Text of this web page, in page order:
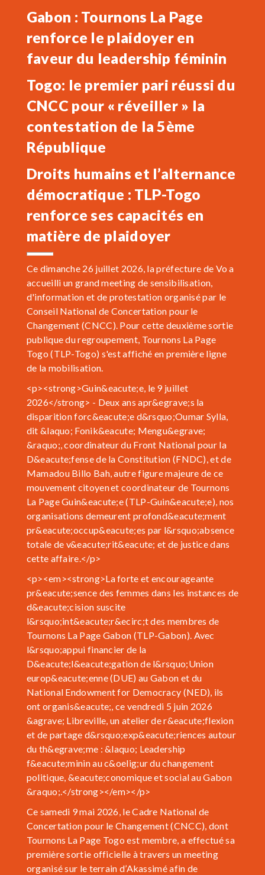
Gabon : Tournons La Page
renforce le plaidoyer en
faveur du leadership féminin
Togo: le premier pari réussi du
CNCC pour « réveiller » la
contestation de la 5ème
République
Droits humains et l’alternance
démocratique : TLP-Togo
renforce ses capacités en
matière de plaidoyer
Ce dimanche 26 juillet 2026, la préfecture de Vo a
accueilli un grand meeting de sensibilisation,
d'information et de protestation organisé par le
Conseil National de Concertation pour le
Changement (CNCC). Pour cette deuxième sortie
publique du regroupement, Tournons La Page
Togo (TLP-Togo) s'est affiché en première ligne
de la mobilisation.
<p><strong>Guin&eacute;e, le 9 juillet
2026</strong> - Deux ans apr&egrave;s la
disparition forc&eacute;e d&rsquo;Oumar Sylla,
dit &laquo; Fonik&eacute; Mengu&egrave;
&raquo;, coordinateur du Front National pour la
D&eacute;fense de la Constitution (FNDC), et de
Mamadou Billo Bah, autre figure majeure de ce
mouvement citoyen et coordinateur de Tournons
La Page Guin&eacute;e (TLP-Guin&eacute;e), nos
organisations demeurent profond&eacute;ment
pr&eacute;occup&eacute;es par l&rsquo;absence
totale de v&eacute;rit&eacute; et de justice dans
cette affaire.</p>
<p><em><strong>La forte et encourageante
pr&eacute;sence des femmes dans les instances de
d&eacute;cision suscite
l&rsquo;int&eacute;r&ecirc;t des membres de
Tournons La Page Gabon (TLP-Gabon). Avec
l&rsquo;appui financier de la
D&eacute;l&eacute;gation de l&rsquo;Union
europ&eacute;enne (DUE) au Gabon et du
National Endowment for Democracy (NED), ils
ont organis&eacute;, ce vendredi 5 juin 2026
&agrave; Libreville, un atelier de r&eacute;flexion
et de partage d&rsquo;exp&eacute;riences autour
du th&egrave;me : &laquo; Leadership
f&eacute;minin au c&oelig;ur du changement
politique, &eacute;conomique et social au Gabon
&raquo;.</strong></em></p>
Ce samedi 9 mai 2026, le Cadre National de
Concertation pour le Changement (CNCC), dont
Tournons La Page Togo est membre, a effectué sa
première sortie officielle à travers un meeting
organisé sur le terrain d’Akassimé afin de